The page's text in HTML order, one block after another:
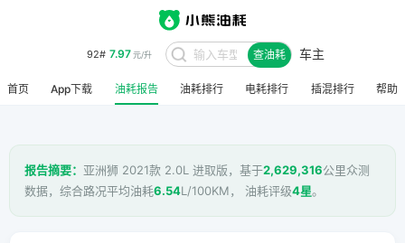
92# 7.97元/升 查油耗 车主
首页 App下载 油耗报告 油耗排行 电耗排行 插混排行 帮助
报告摘要： 亚洲狮 2021款 2.0L 进取版，基于2,629,316公里众测
数据，综合路况平均油耗6.54L/100KM， 油耗评级4星。